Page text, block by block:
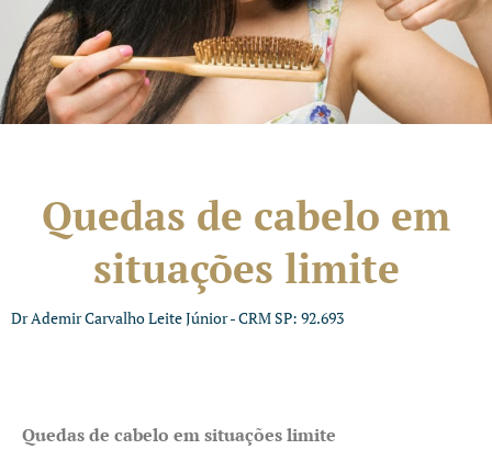
Quedas de cabelo em
situações limite
Dr Ademir Carvalho Leite Júnior - CRM SP: 92.693
Quedas de cabelo em situações limite